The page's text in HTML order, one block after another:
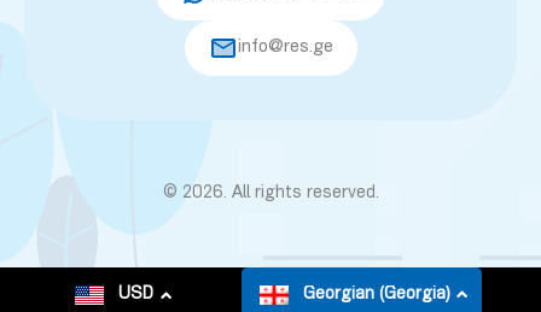
info@res.ge
© 2026. All rights reserved.
USD Georgian (Georgia)